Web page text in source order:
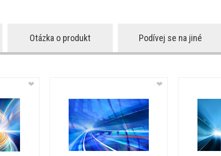
Otázka o produkt Podívej se na jiné
❤ ❤